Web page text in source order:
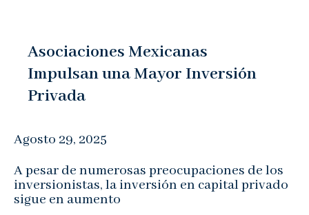
Asociaciones Mexicanas
Impulsan una Mayor Inversión
Privada
Agosto 29, 2025
A pesar de numerosas preocupaciones de los
inversionistas, la inversión en capital privado
sigue en aumento